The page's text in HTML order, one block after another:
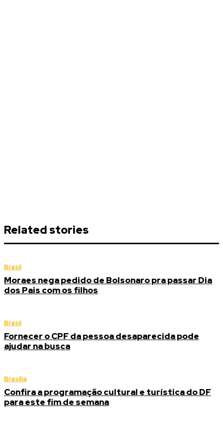
Related stories
Brasil
Moraes nega pedido de Bolsonaro pra passar Dia
dos Pais com os filhos
Brasil
Fornecer o CPF da pessoa desaparecida pode
ajudar na busca
Brasília
Confira a programação cultural e turística do DF
para este fim de semana